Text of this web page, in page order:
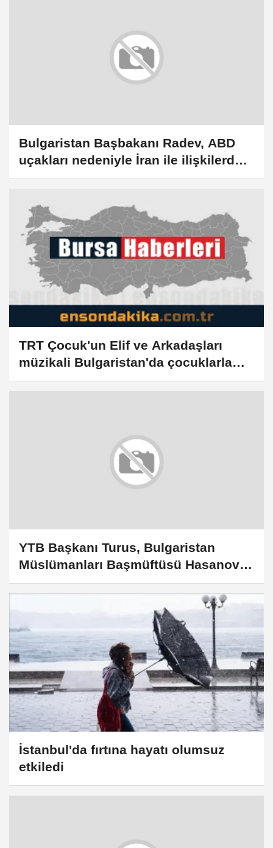
Bulgaristan Başbakanı Radev, ABD
uçakları nedeniyle İran ile ilişkilerde
bozulma beklemediğini söyledi
TRT Çocuk'un Elif ve Arkadaşları
müzikali Bulgaristan'da çocuklarla
buluştu
YTB Başkanı Turus, Bulgaristan
Müslümanları Başmüftüsü Hasanov
ile görüştü
İstanbul'da fırtına hayatı olumsuz
etkiledi